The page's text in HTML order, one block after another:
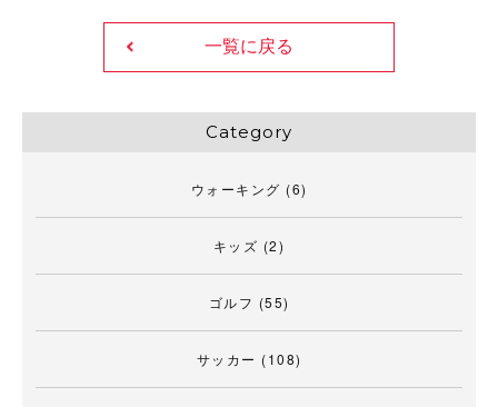
一覧に戻る
Category
ウォーキング (6)
キッズ (2)
ゴルフ (55)
サッカー (108)